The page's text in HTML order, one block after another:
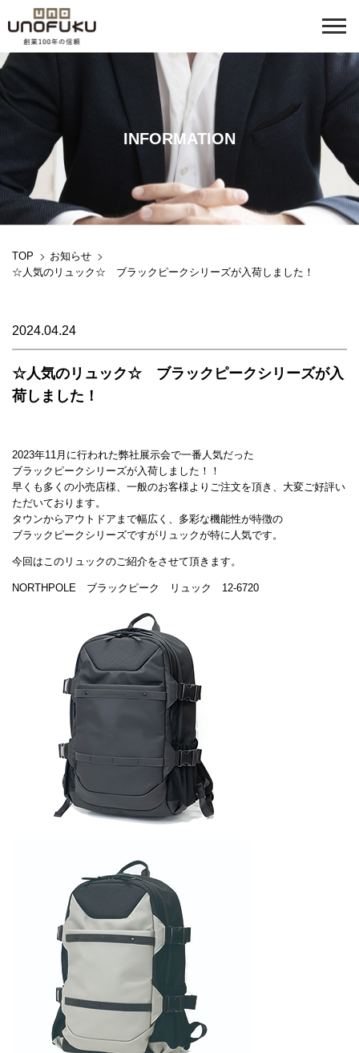
INFORMATION
TOP
お知らせ
☆人気のリュック☆ ブラックピークシリーズが入荷しました！
2024.04.24
☆人気のリュック☆ ブラックピークシリーズが入
荷しました！
2023年11月に行われた弊社展示会で一番人気だった
ブラックピークシリーズが入荷しました！！
早くも多くの小売店様、一般のお客様よりご注文を頂き、大変ご好評い
ただいております。
タウンからアウトドアまで幅広く、多彩な機能性が特徴の
ブラックピークシリーズですがリュックが特に人気です。
今回はこのリュックのご紹介をさせて頂きます。
NORTHPOLE ブラックピーク リュック 12-6720